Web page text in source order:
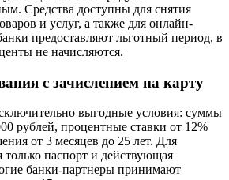
Средства доступны для снятия
и услуг, а также для онлайн-
предоставляют льготный период, в
не начисляются.
с зачислением на карту
выгодные условия: суммы
рублей, процентные ставки от 12%
от 3 месяцев до 25 лет. Для
только паспорт и действующая
банки-партнеры принимают